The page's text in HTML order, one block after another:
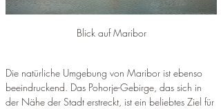
Blick auf Maribor
Die natürliche Umgebung von Maribor ist ebenso
beeindruckend. Das Pohorje-Gebirge, das sich in
der Nähe der Stadt erstreckt, ist ein beliebtes Ziel für